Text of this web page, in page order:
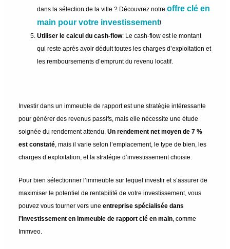
dans la sélection de la ville ? Découvrez notreoffre clé en
main pour votre investissement!
Utiliser le calcul du cash-flow: Le cash-flow est le montant
qui reste après avoir déduit toutes les charges d’exploitation et
les remboursements d’emprunt du revenu locatif.
Investir dans un immeuble de rapport est une stratégie intéressante
pour générer des revenus passifs, mais elle nécessite une étude
soignée du rendement attendu.Un rendement net moyen de 7 %
est constaté, mais il varie selon l’emplacement, le type de bien, les
charges d’exploitation, et la stratégie d’investissement choisie.
Pour bien sélectionner l’immeuble sur lequel investir et s’assurer de
maximiser le potentiel de rentabilité de votre investissement, vous
pouvez vous tourner vers uneentreprise spécialisée dans
l’investissement en immeuble de rapport clé en main , comme
Immveo.